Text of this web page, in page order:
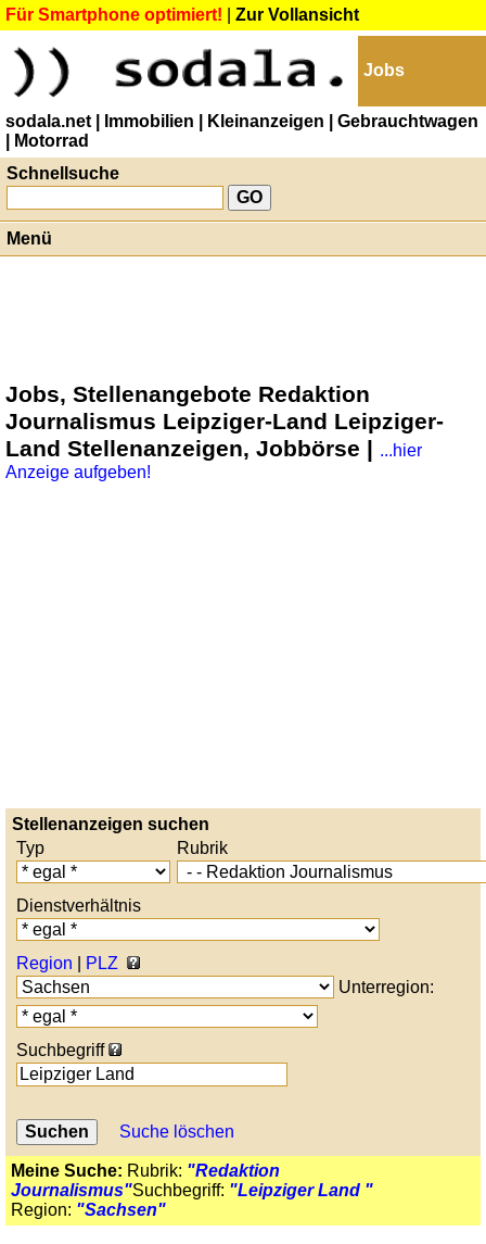
Für Smartphone optimiert! Zur Vollansicht
Jobs
sodala.net | Immobilien | Kleinanzeigen
| Gebrauchtwagen
| Motorrad
Schnellsuche
Menü
Jobs, Stellenangebote Redaktion
Journalismus Leipziger-Land Leipziger-
Land Stellenanzeigen, Jobbörse | ...hier
Anzeige aufgeben!
Stellenanzeigen suchen
Typ
Rubrik
Dienstverhältnis
Region
PLZ
Unterregion:
Suchbegriff
Suche löschen
Meine Suche: Rubrik: "Redaktion
Journalismus"Suchbegriff: "Leipziger Land "
Region: "Sachsen"